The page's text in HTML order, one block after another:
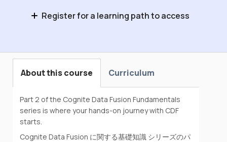
Register for a learning path to access
About this course
Part 2 of the Cognite Data Fusion Fundamentals
series is where your hands-on journey with CDF
starts.
Cognite Data Fusion に関する基礎知識 シリーズのパ
Curriculum